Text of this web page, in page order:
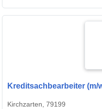
Kreditsachbearbeiter (m/
Kirchzarten, 79199